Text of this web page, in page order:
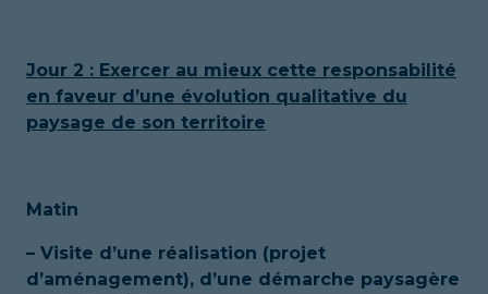
Jour 2 : Exercer au mieux cette responsabilité
en faveur d’une évolution qualitative du
paysage de son territoire
Matin
– Visite d’une réalisation (projet
d’aménagement), d’une démarche paysagère